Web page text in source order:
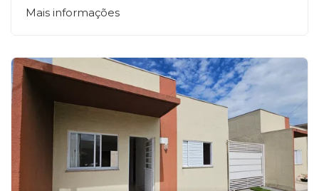
Mais informações